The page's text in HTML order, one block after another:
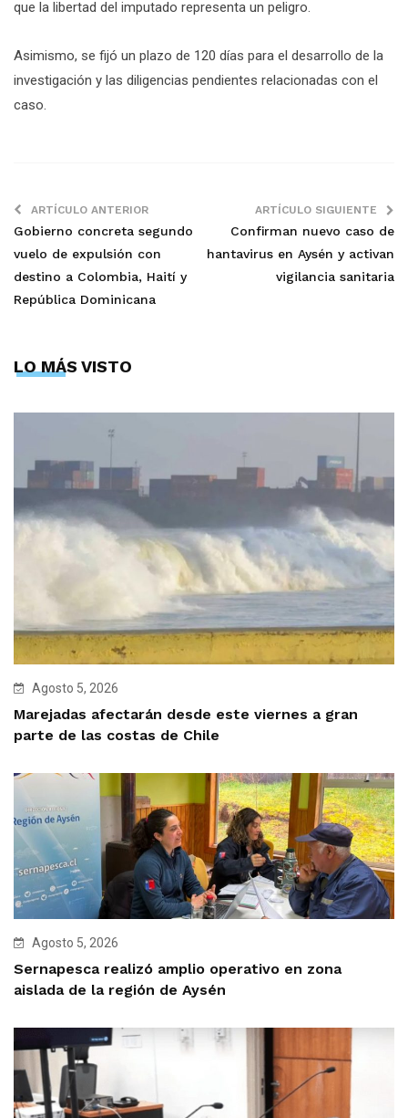
que la libertad del imputado representa un peligro.
Asimismo, se fijó un plazo de 120 días para el desarrollo de la
investigación y las diligencias pendientes relacionadas con el
caso.
ARTÍCULO ANTERIOR
Gobierno concreta segundo
vuelo de expulsión con
destino a Colombia, Haití y
República Dominicana
ARTÍCULO SIGUIENTE
Confirman nuevo caso de
hantavirus en Aysén y activan
vigilancia sanitaria
LO MÁS VISTO
Agosto 5, 2026
Marejadas afectarán desde este viernes a gran
parte de las costas de Chile
Agosto 5, 2026
Sernapesca realizó amplio operativo en zona
aislada de la región de Aysén